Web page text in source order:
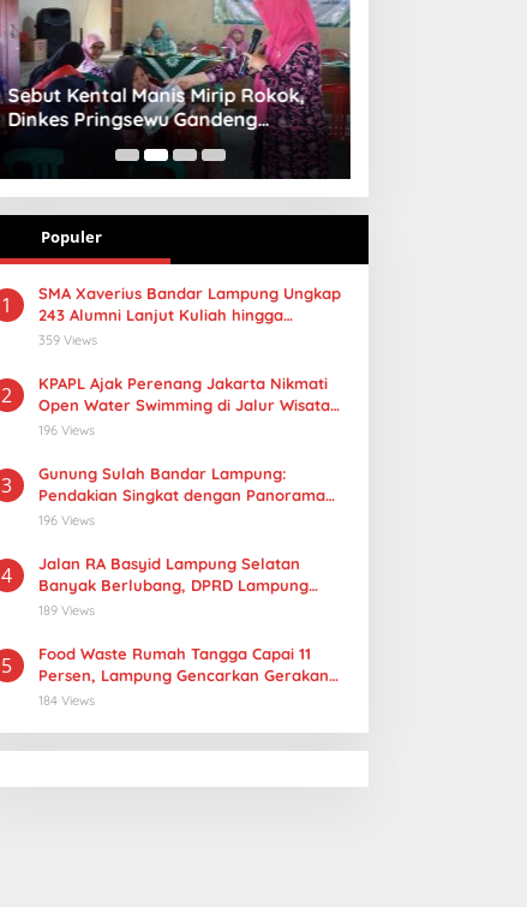
Sebut Kental Manis Mirip Rokok,
Dinkes Pringsewu Gandeng
Aisyiyah Desak Regulasi Gizi Anak
Populer
1
SMA Xaverius Bandar Lampung Ungkap
243 Alumni Lanjut Kuliah hingga
Mancanegara
359 Views
2
KPAPL Ajak Perenang Jakarta Nikmati
Open Water Swimming di Jalur Wisata
Lampung
196 Views
3
Gunung Sulah Bandar Lampung:
Pendakian Singkat dengan Panorama
Kota yang Memukau
196 Views
4
Jalan RA Basyid Lampung Selatan
Banyak Berlubang, DPRD Lampung
Dorong Masuk Prioritas APBD 2027
189 Views
5
Food Waste Rumah Tangga Capai 11
Persen, Lampung Gencarkan Gerakan
Selamatan Pangan
184 Views